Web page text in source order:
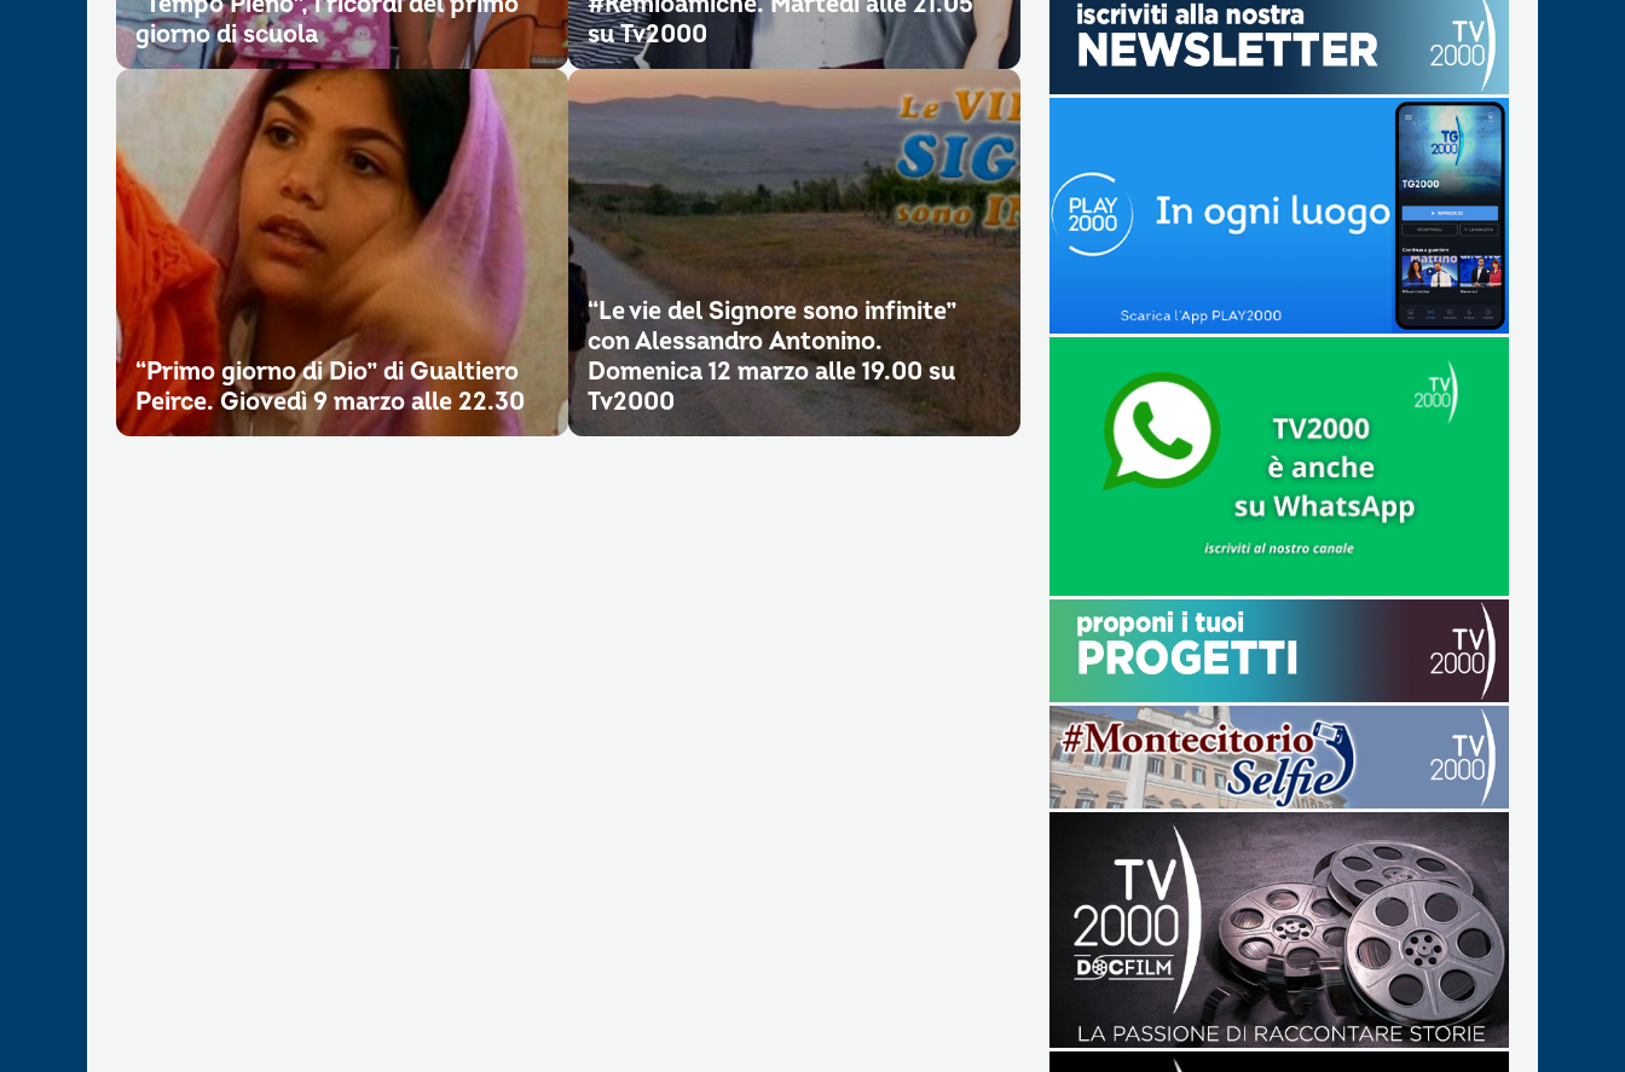
giorno di scuola
su Tv2000
“Primo giorno di Dio” di Gualtiero
Peirce. Giovedì 9 marzo alle 22.30
“Le vie del Signore sono infinite”
con Alessandro Antonino.
Domenica 12 marzo alle 19.00 su
Tv2000